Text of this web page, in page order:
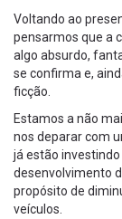
Voltando ao
pensarmos que a
algo absurdo,
se confirma e,
ficção.
Estamos a não
nos deparar com
já estão
desenvolvimento
propósito de
veículos.